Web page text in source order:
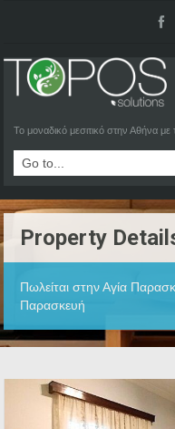
Το μοναδικό μεσιτικό στην Αθήνα
Property
Πωλείται στην Αγία
Παρασκευή